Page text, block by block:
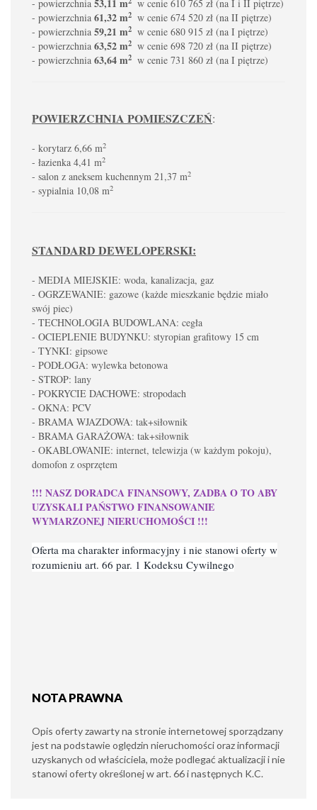
- powierzchnia 53,11 m
w cenie 610 765 zł (na I i II piętrze)
- powierzchnia 61,32 m2 w cenie 674 520 zł (na II piętrze)
- powierzchnia 59,21 m2 w cenie 680 915 zł (na I piętrze)
- powierzchnia 63,52 m2 w cenie 698 720 zł (na II piętrze)
- powierzchnia 63,64 m2 w cenie 731 860 zł (na I piętrze)
POWIERZCHNIA POMIESZCZEŃ:
- korytarz 6,66 m2
- łazienka 4,41 m2
- salon z aneksem kuchennym 21,37 m2
- sypialnia 10,08 m2
STANDARD DEWELOPERSKI:
- MEDIA MIEJSKIE: woda, kanalizacja, gaz
- OGRZEWANIE: gazowe (każde mieszkanie będzie miało
swój piec)
- TECHNOLOGIA BUDOWLANA: cegła
- OCIEPLENIE BUDYNKU: styropian grafitowy 15 cm
- TYNKI: gipsowe
- PODŁOGA: wylewka betonowa
- STROP: lany
- POKRYCIE DACHOWE: stropodach
- OKNA: PCV
- BRAMA WJAZDOWA: tak+siłownik
- BRAMA GARAŻOWA: tak+siłownik
- OKABLOWANIE: internet, telewizja (w każdym pokoju),
domofon z osprzętem
!!! NASZ DORADCA FINANSOWY, ZADBA O TO ABY
UZYSKALI PAŃSTWO FINANSOWANIE
WYMARZONEJ NIERUCHOMOŚCI !!!
Oferta ma charakter informacyjny i nie stanowi oferty w
rozumieniu art. 66 par. 1 Kodeksu Cywilnego
NOTA PRAWNA
Opis oferty zawarty na stronie internetowej sporządzany
jest na podstawie oględzin nieruchomości oraz informacji
uzyskanych od właściciela, może podlegać aktualizacji i nie
stanowi oferty określonej w art. 66 i następnych K.C.